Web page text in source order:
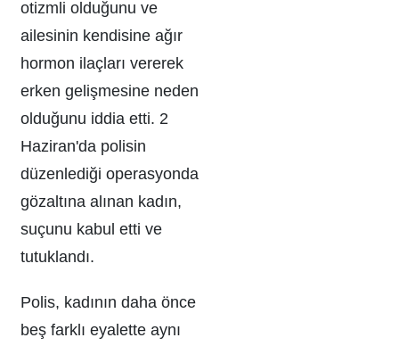
otizmli olduğunu ve
ailesinin kendisine ağır
hormon ilaçları vererek
erken gelişmesine neden
olduğunu iddia etti. 2
Haziran'da polisin
düzenlediği operasyonda
gözaltına alınan kadın,
suçunu kabul etti ve
tutuklandı.
Polis, kadının daha önce
beş farklı eyalette aynı